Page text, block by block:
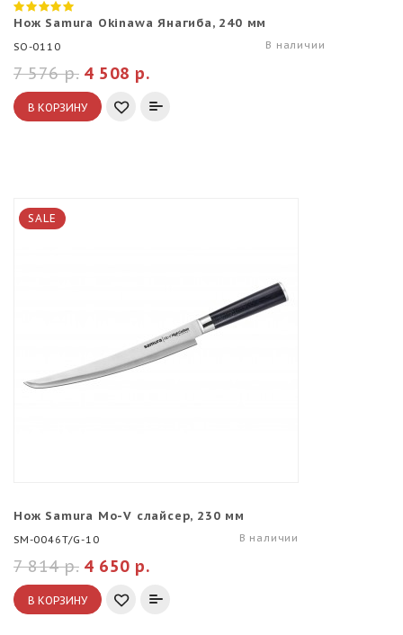
Нож Samura Okinawa Янагиба, 240 мм
SO-0110 В наличии
4 508 р.
7 576 р.
В КОРЗИНУ
SALE
Нож Samura Mo-V слайсер, 230 мм
SM-0046T/G-10 В наличии
4 650 р.
7 814 р.
В КОРЗИНУ